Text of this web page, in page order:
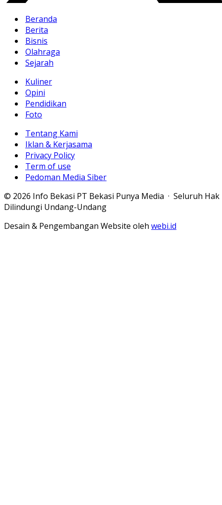
Beranda
Berita
Bisnis
Olahraga
Sejarah
Kuliner
Opini
Pendidikan
Foto
Tentang Kami
Iklan & Kerjasama
Privacy Policy
Term of use
Pedoman Media Siber
© 2026 Info Bekasi PT Bekasi Punya Media · Seluruh Hak
Dilindungi Undang-Undang
Desain & Pengembangan Website oleh webi.id